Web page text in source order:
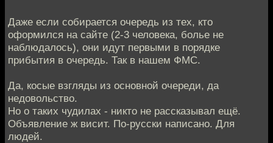
Даже если собирается очередь из тех, кто
оформился на сайте (2-3 человека, болье не
наблюдалось), они идут первыми в порядке
прибытия в очередь. Так в нашем ФМС.
Да, косые взгляды из основной очереди, да
недовольство.
Но о таких чудилах - никто не рассказывал ещё.
Объявление ж висит. По-русски написано. Для
людей.